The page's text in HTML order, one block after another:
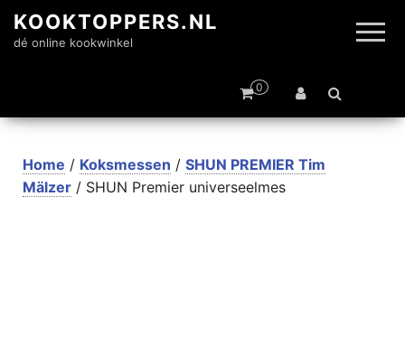
KOOKTOPPERS.NL
dé online kookwinkel
0
Home / Koksmessen / SHUN PREMIER Tim
Mälzer / SHUN Premier universeelmes